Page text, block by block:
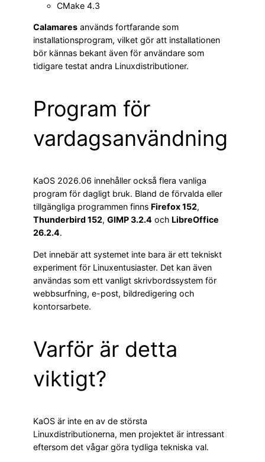
CMake 4.3
Calamares används fortfarande som
installationsprogram, vilket gör att installationen
bör kännas bekant även för användare som
tidigare testat andra Linuxdistributioner.
Program för
vardagsanvändning
KaOS 2026.06 innehåller också flera vanliga
program för dagligt bruk. Bland de förvalda eller
tillgängliga programmen finns Firefox 152,
Thunderbird 152, GIMP 3.2.4 och LibreOffice
26.2.4.
Det innebär att systemet inte bara är ett tekniskt
experiment för Linuxentusiaster. Det kan även
användas som ett vanligt skrivbordssystem för
webbsurfning, e-post, bildredigering och
kontorsarbete.
Varför är detta
viktigt?
KaOS är inte en av de största
Linuxdistributionerna, men projektet är intressant
eftersom det vågar göra tydliga tekniska val.